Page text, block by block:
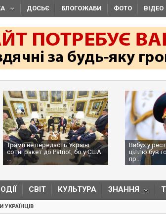
ДОСЬЄ БЛОГОЖАБИ ФОТО ВІДЕО
Трамп не передасть Україні
сотні ракет до Patriot, бо у США
...
Вибух у
ціллю був
пр...
СВІТ КУЛЬТУРА ЗНАННЯ
УКРАЇНЦІВ